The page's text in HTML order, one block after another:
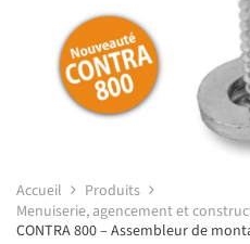
Accueil
Produits
Menuiserie, agencement et
CONTRA 800 – Assembleur de